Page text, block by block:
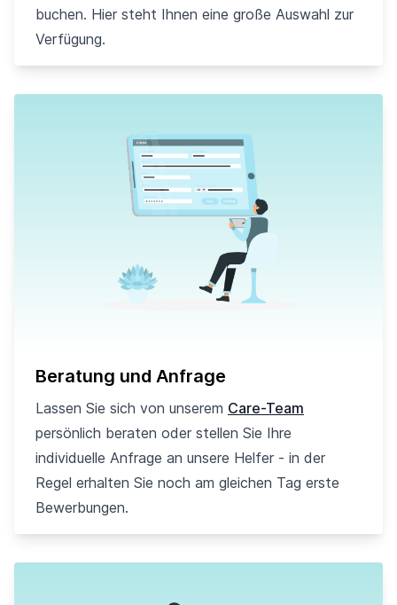
buchen. Hier steht Ihnen eine große Auswahl zur
Verfügung.
Beratung und Anfrage
Lassen Sie sich von unserem Care-Team
persönlich beraten oder stellen Sie Ihre
individuelle Anfrage an unsere Helfer - in der
Regel erhalten Sie noch am gleichen Tag erste
Bewerbungen.